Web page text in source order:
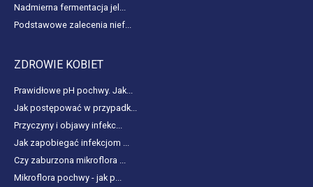
Nadmierna fermentacja jel...
Podstawowe zalecenia nief...
ZDROWIE KOBIET
Prawidłowe pH pochwy. Jak...
Jak postępować w przypadk...
Przyczyny i objawy infekc...
Jak zapobiegać infekcjom ...
Czy zaburzona mikroflora ...
Mikroflora pochwy - jak p...